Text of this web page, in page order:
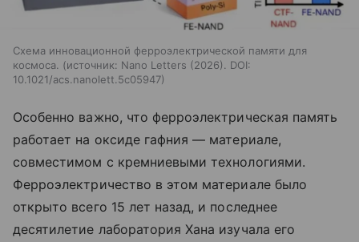
Схема инновационной ферроэлектрической памяти для
космоса.
источник: Nano Letters (2026). DOI:
10.1021/acs.nanolett.5c05947
Особенно важно, что ферроэлектрическая память
работает на оксиде гафния — материале,
совместимом с кремниевыми технологиями.
Ферроэлектричество в этом материале было
открыто всего 15 лет назад, и последнее
десятилетие лаборатория Хана изучала его